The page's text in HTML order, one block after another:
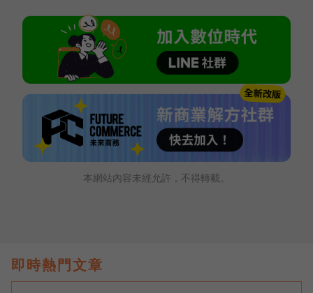
本網站內容未經允許，不得轉載。
即時熱門文章